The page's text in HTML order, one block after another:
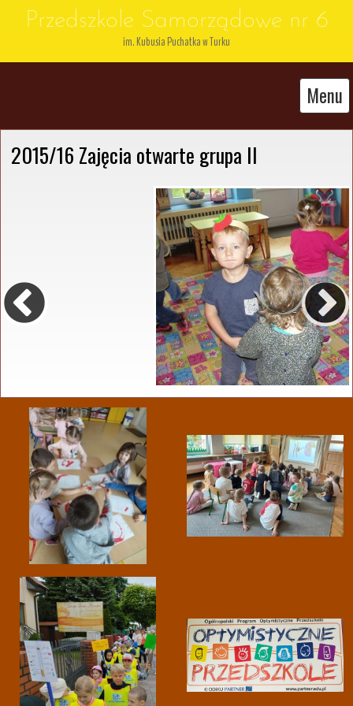
Przedszkole Samorządowe nr 6
im. Kubusia Puchatka w Turku
Menu
2015/16 Zajęcia otwarte grupa II